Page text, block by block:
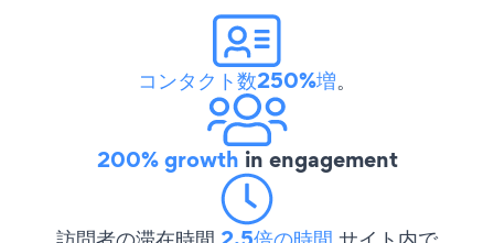
コンタクト数250%増。
200% growth in engagement